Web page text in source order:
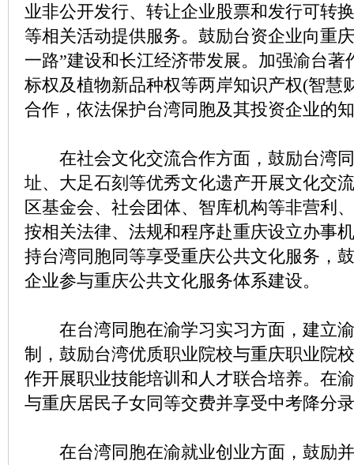
业非公开发行、转让企业股票和发行可转
等相关活动提供服务。鼓励台资企业向重
一路”建设和长江经济带发展。加强渝台著
标权及植物新品种权等两岸知识产权(智慧
合作，依法保护台湾同胞及其投资企业的
在社会文化交流合作方面，鼓励台湾同
址、大足石刻等优秀文化遗产开展文化交
区基金会、社会团体、智库机构等非营利
按相关法律、法规和程序赴重庆设立办事
持台湾同胞同等享受重庆公共文化服务，
企业参与重庆公共文化服务体系建设。
在台湾同胞在渝学习实习方面，建立渝
制，鼓励台湾优质职业院校与重庆职业院
作开展职业技能培训和人才联合培养。在
与重庆居民子女同等交费并享受中考降分
在台湾同胞在渝就业创业方面，鼓励并